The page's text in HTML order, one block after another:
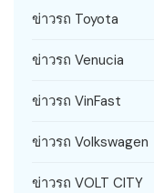
ข่าวรถ Toyota
ข่าวรถ Venucia
ข่าวรถ VinFast
ข่าวรถ Volkswagen
ข่าวรถ VOLT CITY